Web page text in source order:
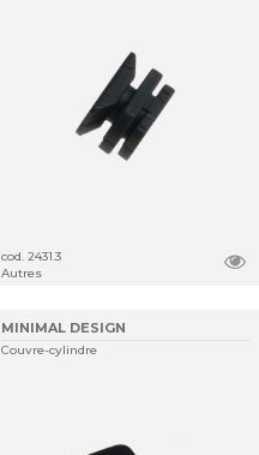
cod. 2431.3
Autres
MINIMAL DESIGN
Couvre-cylindre